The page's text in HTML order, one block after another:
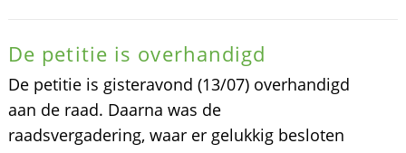
De petitie is overhandigd
De petitie is gisteravond (13/07) overhandigd
aan de raad. Daarna was de
raadsvergadering, waar er gelukkig besloten